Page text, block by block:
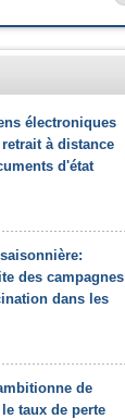
électroniques
à distance
d'état
des campagnes
dans les
de
taux de perte